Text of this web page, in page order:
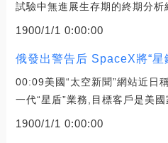
試驗中無進展生存期的終期分析
1900/1/1 0:00:00
俄發出警告后 SpaceX將“星
00:09美國“太空新聞”網站近日
一代“星盾”業務,目標客戶是美
1900/1/1 0:00:00